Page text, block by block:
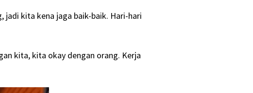
jadi kita kena jaga baik-baik. Hari-hari
kita, kita okay dengan orang. Kerja